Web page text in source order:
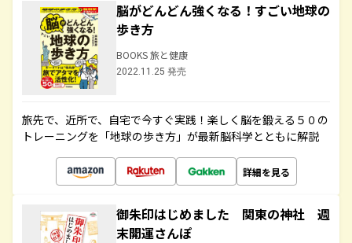
脳がどんどん強くなる！すごい地球の
歩き方
BOOKS 旅と健康
2022.11.25 発売
旅先で、近所で、自宅で今すぐ実践！楽しく脳を鍛える５０の
トレーニングを「地球の歩き方」が最新脳科学とともに解説
詳細を見る
御朱印はじめました 関東の神社 週
末開運さんぽ